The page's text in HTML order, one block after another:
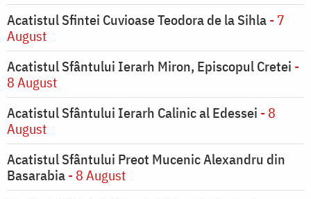
Acatistul Sfintei Cuvioase Teodora de la Sihla- 7
August
Acatistul Sfântului Ierarh Miron, Episcopul Cretei -
8 August
Acatistul Sfântului Ierarh Calinic al Edessei - 8
August
Acatistul Sfântului Preot Mucenic Alexandru din
Basarabia- 8 August